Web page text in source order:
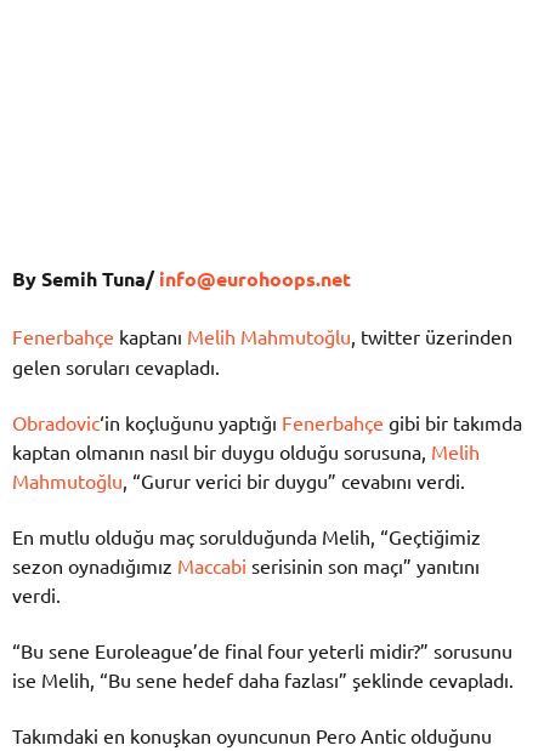
By Semih Tuna/info@eurohoops.net
Fenerbahçe kaptanı Melih Mahmutoğlu , twitter üzerinden
gelen soruları cevapladı.
Obradovic‘in koçluğunu yaptığı Fenerbahçe gibi bir takımda
kaptan olmanın nasıl bir duygu olduğu sorusuna, Melih
Mahmutoğlu , “Gurur verici bir duygu” cevabını verdi.
En mutlu olduğu maç sorulduğunda Melih, “Geçtiğimiz
sezon oynadığımız Maccabi serisinin son maçı” yanıtını
verdi.
“Bu sene Euroleague’de final four yeterli midir?” sorusunu
ise Melih, “Bu sene hedef daha fazlası” şeklinde cevapladı.
Takımdaki en konuşkan oyuncunun Pero Antic olduğunu